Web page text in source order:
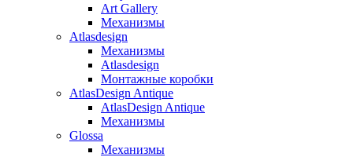
Art Gallery
Механизмы
Atlasdesign
Механизмы
Atlasdesign
Монтажные коробки
AtlasDesign Antique
AtlasDesign Antique
Механизмы
Glossa
Механизмы